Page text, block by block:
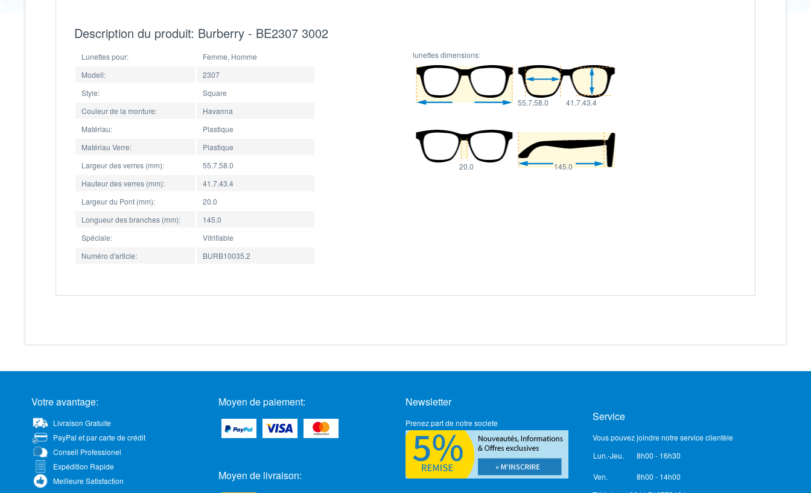
Description du produit: Burberry - BE2307 3002
Lunettes pour:
Femme, Homme
Modell:
2307
Style:
Square
Couleur de la monture:
Havanna
Matériau:
Plastique
Matériau Verre:
Plastique
Largeur des verres (mm):
55.7.58.0
Hauteur des verres (mm):
41.7.43.4
Largeur du Pont (mm):
20.0
Longueur des branches (mm):
145.0
Spéciale:
Vitrifiable
Numéro d'article:
BURB10035.2
lunettes dimensions:
55.7.58.0 41.7.43.4
20.0 145.0
Votre avantage:
Livraison Gratuite
PayPal et par carte de crédit
Conseil Professionel
Expédition Rapide
Meilleure Satisfaction
Moyen de paiement:
Moyen de livraison:
Newsletter
Prenez part de notre societe Service
Vous pouvez joindre notre service clientèle
Lun.-Jeu.
8h00 - 16h30
Ven.
8h00 - 14h00